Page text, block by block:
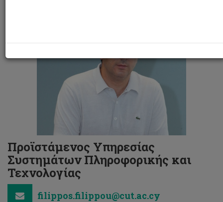
Προϊστάμενος Υπηρεσίας
Συστημάτων Πληροφορικής και
Τεχνολογίας
filippos.filippou@cut.ac.cy